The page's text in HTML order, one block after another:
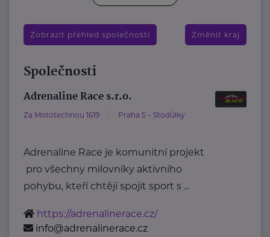
Zobrazit přehled společností Změnit kraj
Společnosti
Adrenaline Race s.r.o.
Za Mototechnou 1619 Praha 5 – Stodůlky
Adrenaline Race je komunitní projekt
pro všechny milovníky aktivního
pohybu, kteří chtějí spojit sport s ...
https://adrenalinerace.cz/
info@adrenalinerace.cz